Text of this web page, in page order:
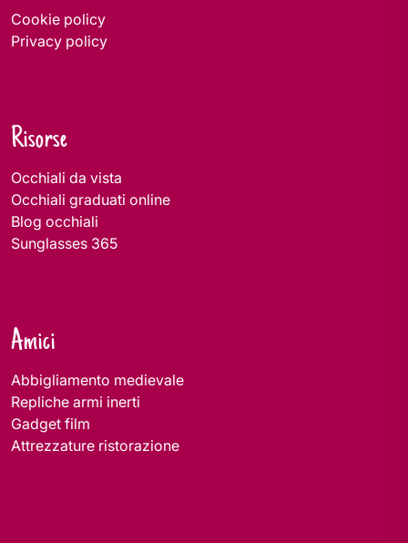
Cookie policy
Privacy policy
Risorse
Occhiali da vista
Occhiali graduati online
Blog occhiali
Sunglasses 365
Amici
Abbigliamento medievale
Repliche armi inerti
Gadget film
Attrezzature ristorazione